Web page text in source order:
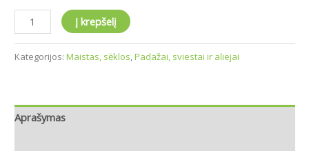
Į krepšelį
Kategorijos: Maistas, sėklos,Padažai, sviestai ir aliejai
Aprašymas